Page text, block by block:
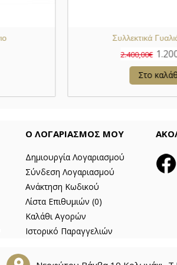
Συλλεκτικό Ημερολόγιο
105,00€
Στο καλάθι
Ο ΛΟΓΑΡΙΑΣΜΟΣ ΜΟΥ
Δημιουργία Λογαριασμού
Σύνδεση Λογαριασμού
Ανάκτηση Κωδικού
Λίστα Επιθυμιών (0)
Καλάθι Αγορών
Ιστορικό Παραγγελιών